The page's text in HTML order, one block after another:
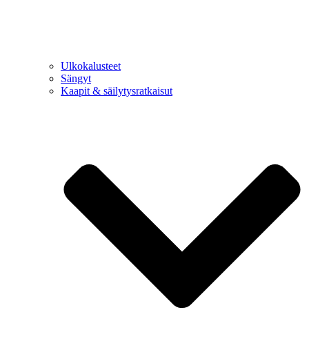
Ulkokalusteet
Sängyt
Kaapit & säilytysratkaisut